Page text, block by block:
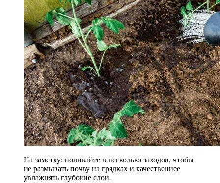
На заметку: поливайте в несколько заходов, чтобы
не размывать почву на грядках и качественнее
увлажнять глубокие слои.